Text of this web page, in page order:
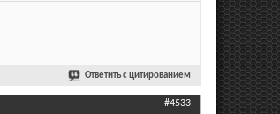
Ответить с цитированием
#4533